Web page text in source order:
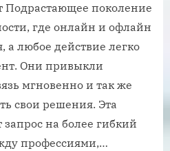
Подрастающее поколение
где онлайн и офлайн
а любое действие легко
Они привыкли
мгновенно и так же
свои решения. Эта
на более гибкий
профессиями,…